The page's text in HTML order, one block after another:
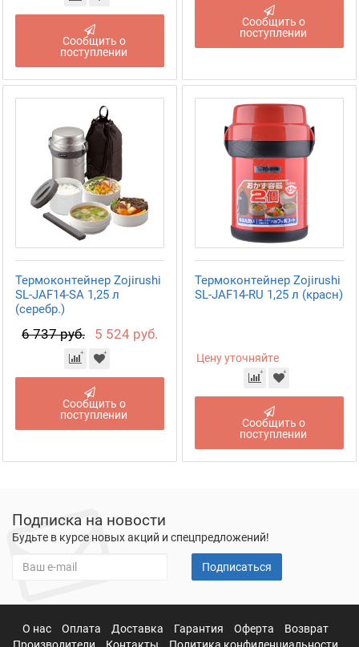
Сообщить о
поступлении
Сообщить о
поступлении
Термоконтейнер Zojirushi
SL-JAF14-SA 1,25 л
(серебр.)
6 737 руб. 5 524 руб.
Сообщить о
поступлении
Термоконтейнер Zojirushi
SL-JAF14-RU 1,25 л (красн)
Цену уточняйте
Сообщить о
поступлении
Подписка на новости
Будьте в курсе новых акций и спецпредложений!
Подписаться
О нас Оплата Доставка Гарантия Оферта
Возврат
Производители
Контакты Политика конфиденциальности